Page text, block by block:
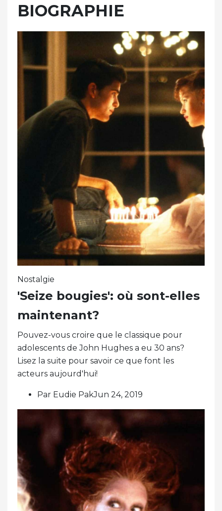
BIOGRAPHIE
Nostalgie
'Seize bougies': où sont-elles
maintenant?
Pouvez-vous croire que le classique pour
adolescents de John Hughes a eu 30 ans?
Lisez la suite pour savoir ce que font les
acteurs aujourd'hui!
Par Eudie PakJun 24, 2019